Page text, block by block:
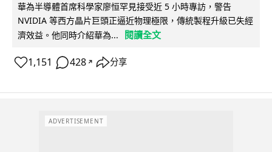
華為半導體首席科學家廖恒罕見接受近 5 小時專訪，警告
NVIDIA 等西方晶片巨頭正逼近物理極限，傳統製程升級已失經
濟效益。他同時介紹華為...
閱讀全文
1,151 428 ↗ 分享
ADVERTISEMENT